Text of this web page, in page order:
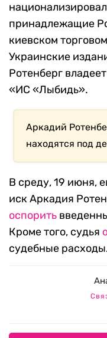
принадлежащие
киевском
Украинские
Ротенберг
«ИС «Лыбидь».
Аркадий
находятся под
В среду, 19 июня,
иск Аркадия
оспорить
Кроме того, судья
судебные